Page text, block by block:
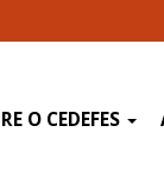
O CEDEFES